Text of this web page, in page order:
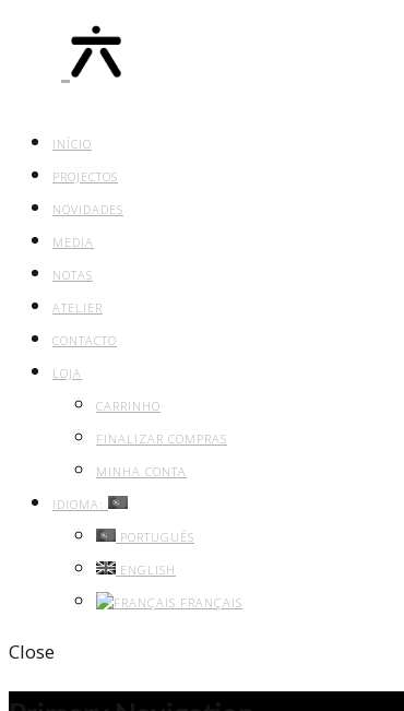
INÍCIO
PROJECTOS
NOVIDADES
MEDIA
NOTAS
ATELIER
CONTACTO
LOJA
CARRINHO
FINALIZAR COMPRAS
MINHA CONTA
IDIOMA:
PORTUGUÊS
ENGLISH
FRANÇAIS
Close